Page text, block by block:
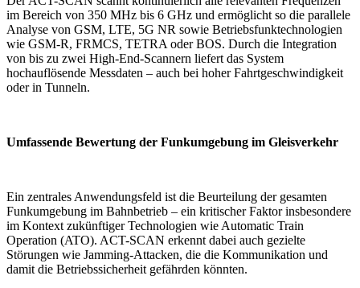
im Bereich von 350 MHz bis 6 GHz und ermöglicht so die parallele
Analyse von GSM, LTE, 5G NR sowie Betriebsfunktechnologien
wie GSM-R, FRMCS, TETRA oder BOS. Durch die Integration
von bis zu zwei High-End-Scannern liefert das System
hochauflösende Messdaten – auch bei hoher Fahrtgeschwindigkeit
oder in Tunneln.
Umfassende Bewertung der Funkumgebung im Gleisverkehr
Ein zentrales Anwendungsfeld ist die Beurteilung der gesamten
Funkumgebung im Bahnbetrieb – ein kritischer Faktor insbesondere
im Kontext zukünftiger Technologien wie Automatic Train
Operation (ATO). ACT-SCAN erkennt dabei auch gezielte
Störungen wie Jamming-Attacken, die die Kommunikation und
damit die Betriebssicherheit gefährden könnten.